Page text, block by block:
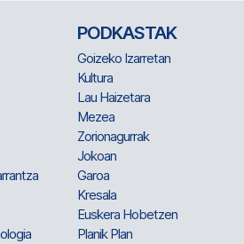
PODKASTAK
Goizeko Izarretan
Kultura
Lau Haizetara
Mezea
Zorionagurrak
Jokoan
Garoa
Kresala
Euskera Hobetzen
Planik Plan